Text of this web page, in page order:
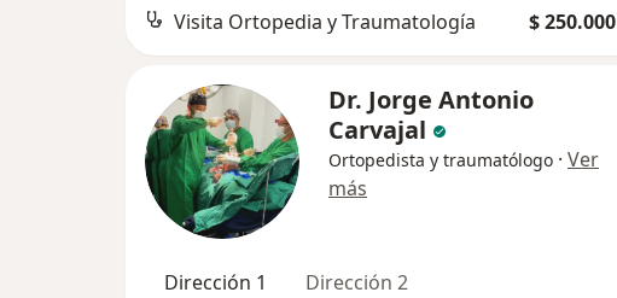
Visita Ortopedia y Traumatología $ 250.000
Dr. Jorge Antonio
Carvajal
Ortopedista y traumatólogo · Ver
más
Dirección 1 Dirección 2